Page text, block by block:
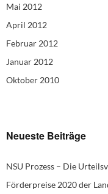
Mai 2012
April 2012
Februar 2012
Januar 2012
Oktober 2010
Neueste Beiträge
NSU Prozess – Die
Förderpreise 2020 der